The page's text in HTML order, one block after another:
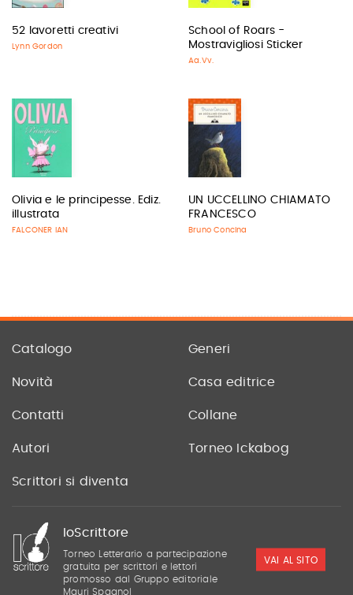
52 lavoretti creativi
Lynn Gordon
School of Roars -
Mostravigliosi Sticker
Aa.Vv.
Olivia e le principesse. Ediz.
illustrata
FALCONER IAN
UN UCCELLINO CHIAMATO
FRANCESCO
Bruno Concina
Catalogo Generi
Novità Casa editrice
Contatti Collane
Autori Torneo Ickabog
Scrittori si diventa
IoScrittore
Torneo Letterario a partecipazione
gratuita per scrittori e lettori
promosso dal Gruppo editoriale
Mauri Spagnol
VAI AL SITO